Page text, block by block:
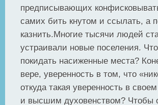
предписывающих
самих бить кнутом и ссылать, а
казнить.Многие тысячи людей
устраивали новые поселения.
покидать насиженные места?
вере, уверенность в том, что
откуда такая уверенность в
и высшим духовенством? Чтобы